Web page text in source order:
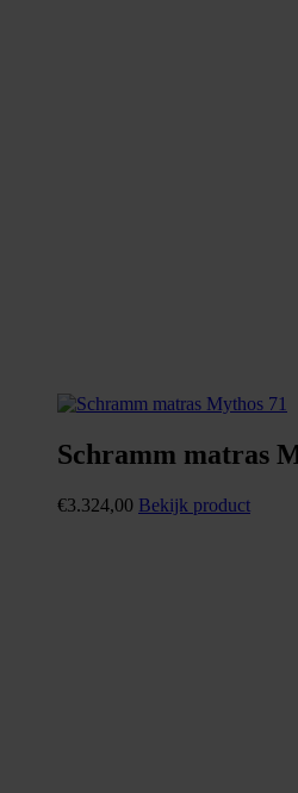
Schramm matras
€3.324,00 Bekijk product